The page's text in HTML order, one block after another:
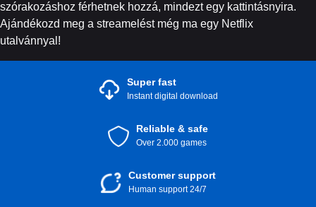
szórakozáshoz férhetnek hozzá, mindezt egy kattintásnyira.
Ajándékozd meg a streamelést még ma egy Netflix
utalvánnyal!
Super fast
Instant digital download
Reliable & safe
Over 2.000 games
Customer support
Human support 24/7